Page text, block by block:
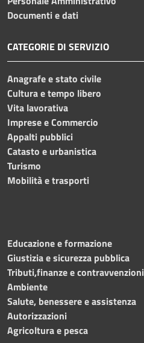
Documenti e dati
CATEGORIE DI SERVIZIO
Anagrafe e stato civile
Cultura e tempo libero
Vita lavorativa
Imprese e Commercio
Appalti pubblici
Catasto e urbanistica
Turismo
Mobilità e trasporti
Educazione e formazione
Giustizia e sicurezza pubblica
Tributi,finanze e contravvenzioni
Ambiente
Salute, benessere e assistenza
Autorizzazioni
Agricoltura e pesca